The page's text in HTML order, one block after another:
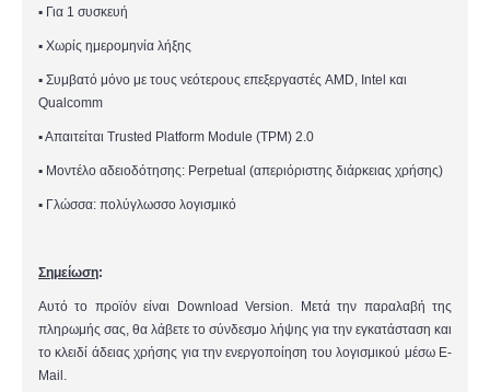
▪ Για 1 συσκευή
▪ Χωρίς ημερομηνία λήξης
▪ Συμβατό μόνο με τους νεότερους επεξεργαστές AMD, Intel και
Qualcomm
▪Απαιτείται Trusted Platform Module (TPM) 2.0
▪ Μοντέλο αδειοδότησης: Perpetual (απεριόριστης διάρκειας χρήσης)
▪ Γλώσσα: πολύγλωσσο λογισμικό
Σημείωση:
Αυτό το προϊόν είναι Download Version. Μετά την παραλαβή της
πληρωμής σας, θα λάβετε το σύνδεσμο λήψης για την εγκατάσταση και
το κλειδί άδειας χρήσης για την ενεργοποίηση του λογισμικού μέσω E-
Mail.